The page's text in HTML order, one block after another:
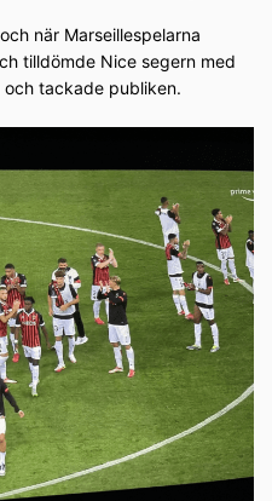
när Marseillespelarna
tilldömde Nice segern med
tackade publiken.